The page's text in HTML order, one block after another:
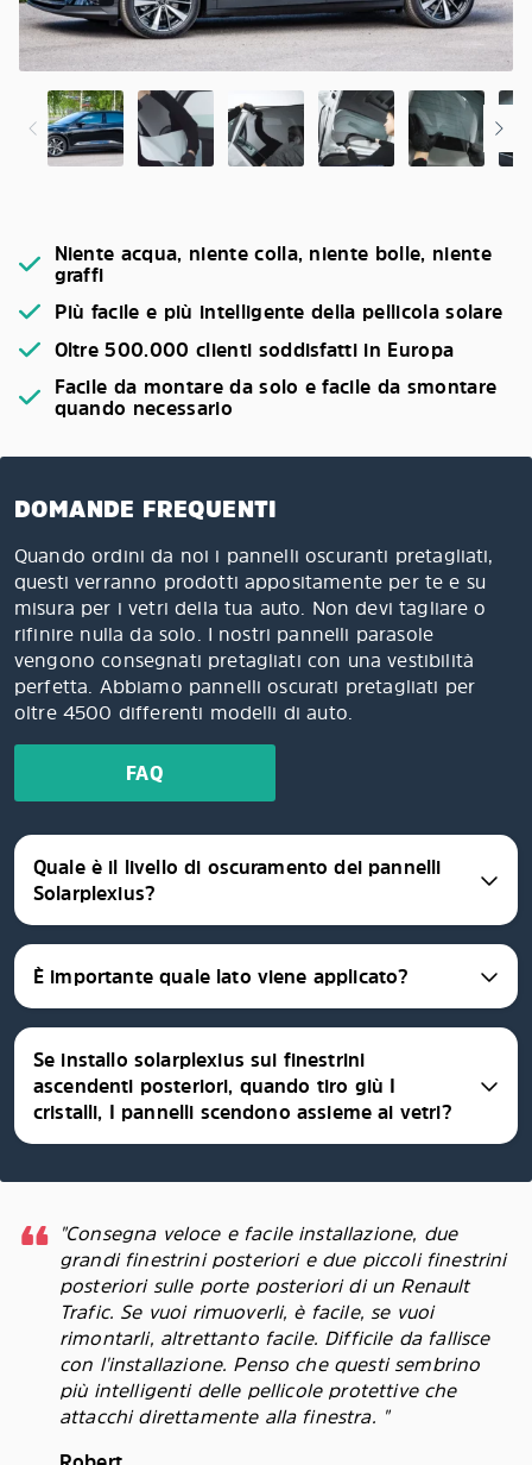
Niente acqua, niente colla, niente bolle, niente
graffi
Più facile e più intelligente della pellicola solare
Oltre 500.000 clienti soddisfatti in Europa
Facile da montare da solo e facile da smontare
quando necessario
DOMANDE FREQUENTI
Quando ordini da noi i pannelli oscuranti pretagliati,
questi verranno prodotti appositamente per te e su
misura per i vetri della tua auto. Non devi tagliare o
rifinire nulla da solo. I nostri pannelli parasole
vengono consegnati pretagliati con una vestibilità
perfetta. Abbiamo pannelli oscurati pretagliati per
oltre 4500 differenti modelli di auto.
FAQ
Quale è il livello di oscuramento dei pannelli
Solarplexius?
È importante quale lato viene applicato?
Se installo solarplexius sui finestrini
ascendenti posteriori, quando tiro giù I
cristalli, I pannelli scendono assieme ai vetri?
"Consegna veloce e facile installazione, due
grandi finestrini posteriori e due piccoli finestrini
posteriori sulle porte posteriori di un Renault
Trafic. Se vuoi rimuoverli, è facile, se vuoi
rimontarli, altrettanto facile. Difficile da fallisce
con l'installazione. Penso che questi sembrino
più intelligenti delle pellicole protettive che
attacchi direttamente alla finestra. "